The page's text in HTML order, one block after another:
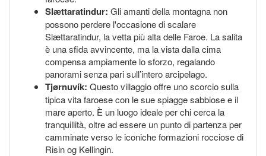
Slættaratindur: Gli amanti della montagna non
possono perdere l'occasione di scalare
Slættaratindur, la vetta più alta delle Faroe. La salita
è una sfida avvincente, ma la vista dalla cima
compensa ampiamente lo sforzo, regalando
panorami senza pari sull’intero arcipelago.
Tjørnuvík: Questo villaggio offre uno scorcio sulla
tipica vita faroese con le sue spiagge sabbiose e il
mare aperto. È un luogo ideale per chi cerca la
tranquillità, oltre ad essere un punto di partenza per
camminate verso le iconiche formazioni rocciose di
Risin og Kellingin.